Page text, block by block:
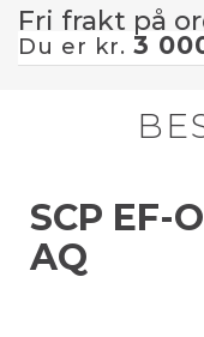
Fri frakt på
Du er kr. 3
SCP EF-
AQ